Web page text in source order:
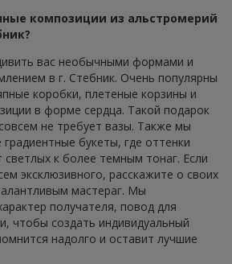
композиции из альстромерий
вас необычными формами и
в г. Стебник. Очень популярны
коробки, плетеные корзины и
в форме сердца. Такой подарок
не требует вазы. Также мы
букеты, где оттенки
светлых к более темным тонаг. Если
эксклюзивного, расскажите о своих
мастераг. Мы
получателя, повод для
чтобы создать индивидуальный
надолго и оставит лучшие